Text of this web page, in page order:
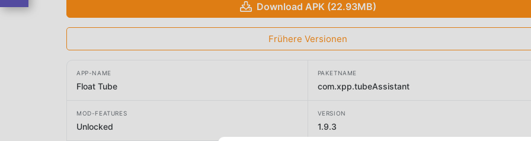
Download APK (22.93MB)
Frühere Versionen
APP-NAME
Float Tube
PAKETNAME
com.xpp.tubeAssistant
MOD-FEATURES
Unlocked
VERSION
1.9.3